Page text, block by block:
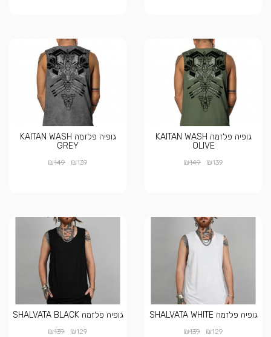
גופיה פלזמה KAITAN WASH
OLIVE
₪139
₪149
גופיה פלזמה KAITAN WASH
GREY
₪139
₪149
גופיה פלזמה SHALVATA WHITE
₪129
₪139
גופיה פלזמה SHALVATA BLACK
₪129
₪139